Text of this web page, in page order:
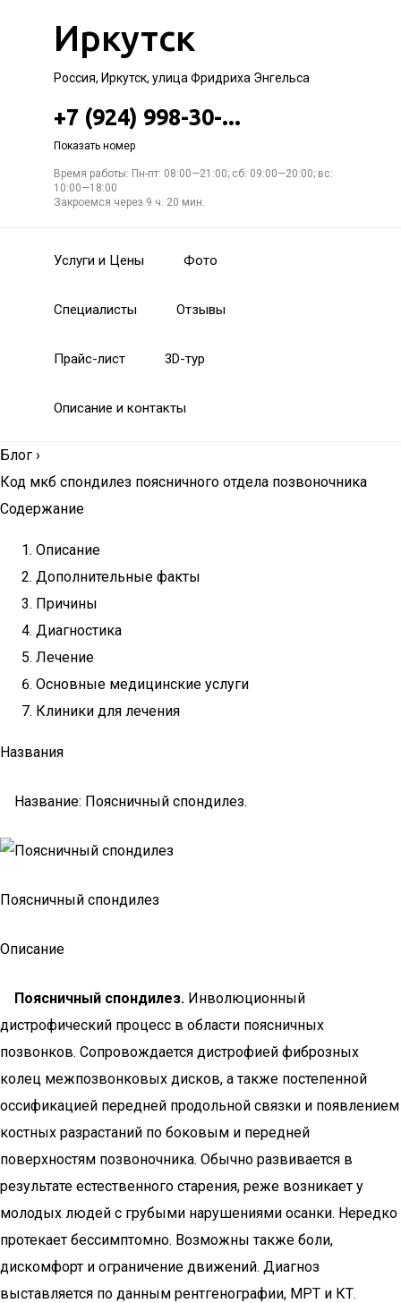
Иркутск
Россия, Иркутск, улица Фридриха Энгельса
+7 (924) 998-30-...
Показать номер
Время работы: Пн-пт: 08:00—21:00; сб: 09:00—20:00; вс:
10:00—18:00
Закроемся через 9 ч. 20 мин.
Услуги и Цены Фото
Специалисты Отзывы
Прайс-лист 3D-тур
Описание и контакты
Блог ›
Код мкб спондилез поясничного отдела позвоночника
Содержание
Описание
Дополнительные факты
Причины
Диагностика
Лечение
Основные медицинские услуги
Клиники для лечения
Названия
Название: Поясничный спондилез.
Поясничный спондилез
Описание
Поясничный спондилез. Инволюционный
дистрофический процесс в области поясничных
позвонков. Сопровождается дистрофией фиброзных
колец межпозвонковых дисков, а также постепенной
оссификацией передней продольной связки и появлением
костных разрастаний по боковым и передней
поверхностям позвоночника. Обычно развивается в
результате естественного старения, реже возникает у
молодых людей с грубыми нарушениями осанки. Нередко
протекает бессимптомно. Возможны также боли,
дискомфорт и ограничение движений. Диагноз
выставляется по данным рентгенографии, МРТ и КТ.